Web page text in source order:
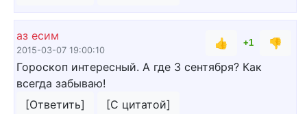
аз есим
2015-03-07 19:00:10
👍 +1
👎
Гороскоп интересный. А где 3 сентября? Как
всегда забываю!
[Ответить]
[С цитатой]